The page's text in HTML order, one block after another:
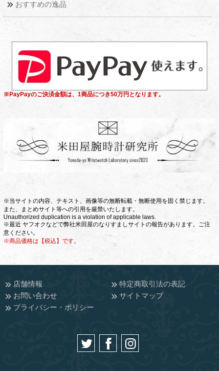
おすすめの逸品
※PayPayのご決済金額は、1商品につき50万円となります。
※当サイトの内容、テキスト、画像等の無断転載・無断使用を固く禁じます。
また、まとめサイト等への引用を厳禁いたします。
Unauthorized duplication is a violation of applicable laws.
※最近 ヤフオクなどで弊社米田屋のなりすましサイトの報告があります。ご注
意ください。
※商品価格は【税込】です。
店舗情報
特定商取引法の表記
お問い合わせ
サイトマップ
プライバシー・ポリシー